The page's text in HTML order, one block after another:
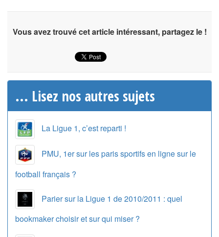
Vous avez trouvé cet article intéressant, partagez le !
... Lisez nos autres sujets
La Ligue 1, c’est reparti !
PMU, 1er sur les paris sportifs en ligne sur le
football français ?
Parier sur la Ligue 1 de 2010/2011 : quel
bookmaker choisir et sur qui miser ?